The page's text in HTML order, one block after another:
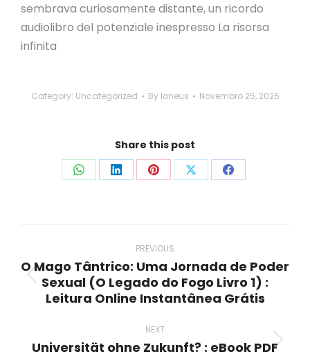
sembrava curiosamente distante, un ricordo
audiolibro del potenziale inespresso La risorsa
infinita
Category: Uncategorized By loneus Novembro 25, 2025
Share this post
Share Share Share Share Share
PREVIOUS
Previous
post:
O Mago Tântrico: Uma Jornada de Poder
Sexual (O Legado do Fogo Livro 1) :
Leitura Online Instantânea Grátis
NEXT
Next
Universität ohne Zukunft? : eBook PDF